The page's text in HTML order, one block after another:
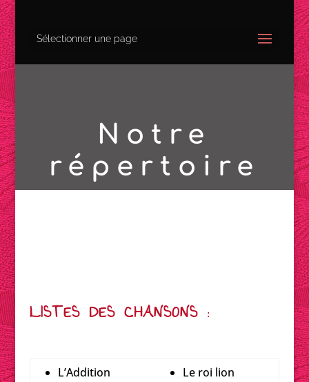
Sélectionner une page
Notre
répertoire
LISTES DES CHANSONS :
L’Addition
Le roi lion